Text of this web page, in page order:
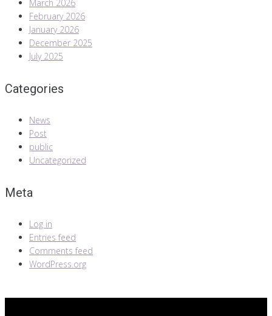
March 2026
February 2026
January 2026
December 2025
July 2025
Categories
News
Post
public
Uncategorized
Meta
Log in
Entries feed
Comments feed
WordPress.org